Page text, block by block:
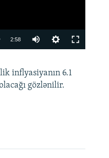
2:58
360p
480p
inflyasiyanın 6.1
gözlənilir.